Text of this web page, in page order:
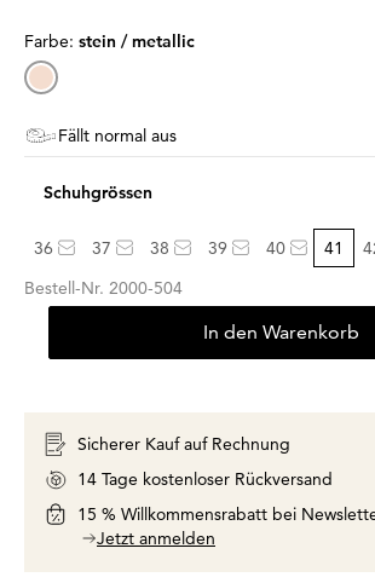
Farbe: stein / metallic
Fällt normal aus
Schuhgrössen
36 37 38 39 40 41
Bestell-Nr. 2000-504
In den Warenkorb
Sicherer Kauf auf Rechnung
14 Tage kostenloser Rückversand
15 % Willkommensrabatt bei
Jetzt anmelden